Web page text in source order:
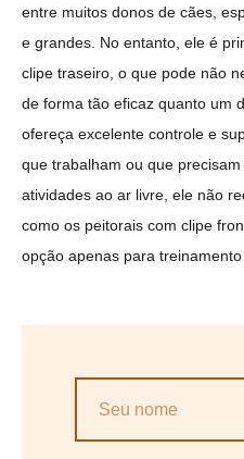
entre muitos donos de cães,
e grandes. No entanto, ele é
clipe traseiro, o que pode não
de forma tão eficaz quanto um
ofereça excelente controle e
que trabalham ou que
atividades ao ar livre, ele não
como os peitorais com clipe
opção apenas para treinamento